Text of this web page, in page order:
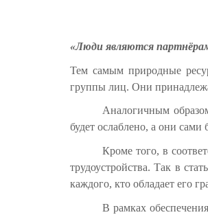
«Люди являются
Тем самым природные
группы лиц. Они
Аналогичным
будет ослаблено, а они сами
Кроме того, в
трудоустройства. Так в
каждого, кто обладает его
В рамках